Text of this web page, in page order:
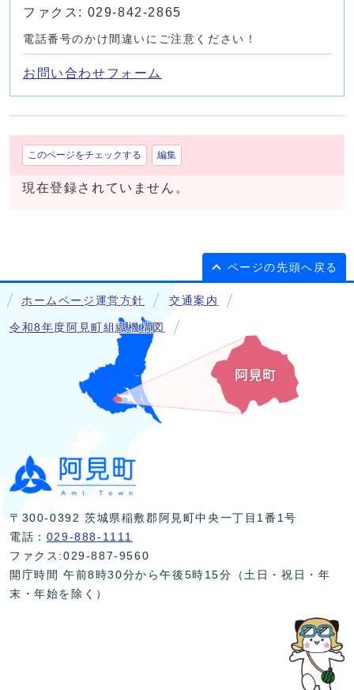
ファクス: 029-842-2865
電話番号のかけ間違いにご注意ください！
お問い合わせフォーム
このページをチェックする 編集
現在登録されていません。
ページの先頭へ戻る
ホームページ運営方針 交通案内
令和8年度阿見町組織機構図
〒300-0392 茨城県稲敷郡阿見町中央一丁目1番1号
電話： 029-888-1111
ファクス:029-887-9560
開庁時間 午前8時30分から午後5時15分（土日・祝日・年
末・年始を除く）